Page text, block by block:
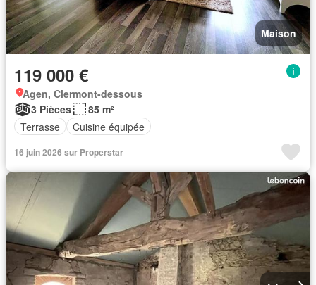
Maison
119 000 €
Agen, Clermont-dessous
3 Pièces
85 m²
Terrasse
Cuisine équipée
16 juin 2026 sur Properstar